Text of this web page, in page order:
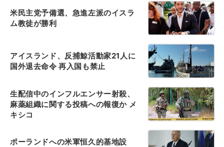
米民主党予備選、急進左派のイスラ
ム教徒が勝利
アイスランド、反捕鯨活動家21人に
国外退去命令 再入国も禁止
生配信中のインフルエンサー射殺、
麻薬組織に関する投稿への報復か メ
キシコ
ポーランドへの米軍恒久的基地設